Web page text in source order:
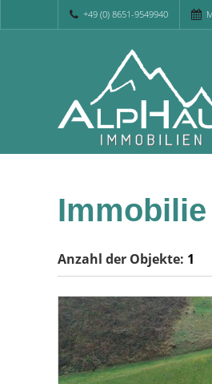
+49 (0) 8651-9549940
Anzahl der Objekte: 1